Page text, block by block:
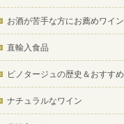
お酒が苦手な方にお薦めワイン
直輸入食品
ピノタージュの歴史＆おすすめ
ナチュラルなワイン